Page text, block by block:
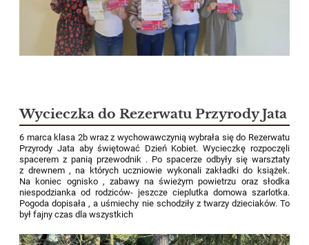
Wycieczka do Rezerwatu Przyrody Jata
6 marca klasa 2b wraz z wychowawczynią wybrała się do Rezerwatu
Przyrody Jata aby świętować Dzień Kobiet. Wycieczkę rozpoczęli
spacerem z panią przewodnik . Po spacerze odbyły się warsztaty
z drewnem , na których uczniowie wykonali zakładki do książek.
Na koniec ognisko , zabawy na świeżym powietrzu oraz słodka
niespodzianka od rodziców- jeszcze cieplutka domowa szarlotka.
Pogoda dopisała , a uśmiechy nie schodziły z twarzy dzieciaków. To
był fajny czas dla wszystkich